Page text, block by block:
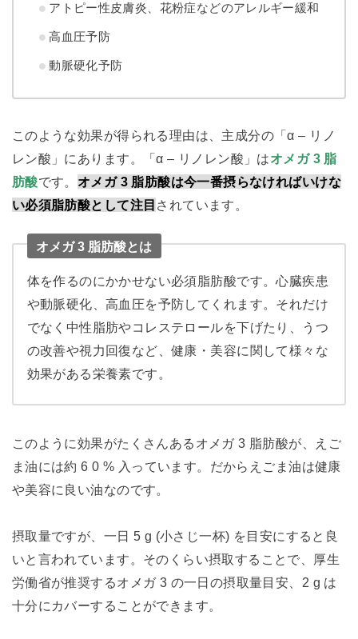
アトピー性皮膚炎、花粉症などのアレルギー緩和
高血圧予防
動脈硬化予防
このような効果が得られる理由は、主成分の「α – リノ
レン酸」にあります。「α – リノレン酸」はオメガ 3 脂
肪酸です。 オメガ 3 脂肪酸は今一番摂らなければいけな
い必須脂肪酸として注目 されています。
オメガ 3 脂肪酸とは
体を作るのにかかせない必須脂肪酸です。心臓疾患
や動脈硬化、高血圧を予防してくれます。それだけ
でなく中性脂肪やコレステロールを下げたり、うつ
の改善や視力回復など、健康・美容に関して様々な
効果がある栄養素です。
このように効果がたくさんあるオメガ 3 脂肪酸が、えご
ま油には約 6 0 % 入っています。だからえごま油は健康
や美容に良い油なのです。
摂取量ですが、一日 5 g (小さじ一杯) を目安にすると良
いと言われています。そのくらい摂取することで、厚生
労働省が推奨するオメガ 3 の一日の摂取量目安、2 g は
十分にカバーすることができます。